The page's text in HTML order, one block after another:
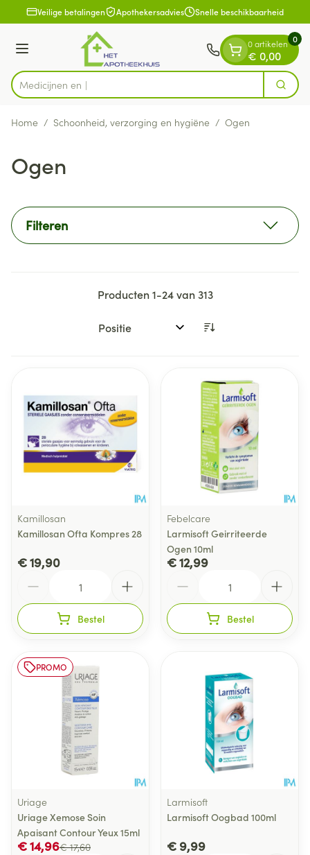
Ga naar de inhoud
1 van 1Veilige betalingen Apothekersadvies Snelle beschikbaarheid
Menu
Product, merk, categorie... Zoek
0 artikelen
€ 0,00
0
Home / Schoonheid, verzorging en hygiëne / Ogen
Ogen
Filteren
Producten1-24van313
Sorteer op:
Kamillosan
Kamillosan Ofta Kompres 28
€ 19,90
Bestel
Febelcare
Larmisoft Geirriteerde
Ogen 10ml
€ 12,99
Bestel
PROMO
Uriage
Uriage Xemose Soin
Apaisant Contour Yeux 15ml
€ 17,60
€ 14,96
Larmisoft
Larmisoft Oogbad 100ml
€ 9,99